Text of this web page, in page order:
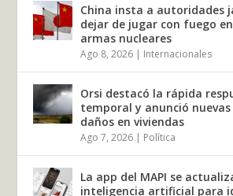
China insta a autoridades
dejar de jugar con fuego
armas nucleares
Ago 8, 2026 | Internacionales
Orsi destacó la rápida
temporal y anunció
daños en viviendas
Ago 7, 2026 | Política
La app del MAPI se
inteligencia artificial para